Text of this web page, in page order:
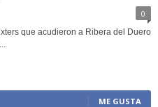
0
que acudieron a Ribera del Duero
ME GUSTA